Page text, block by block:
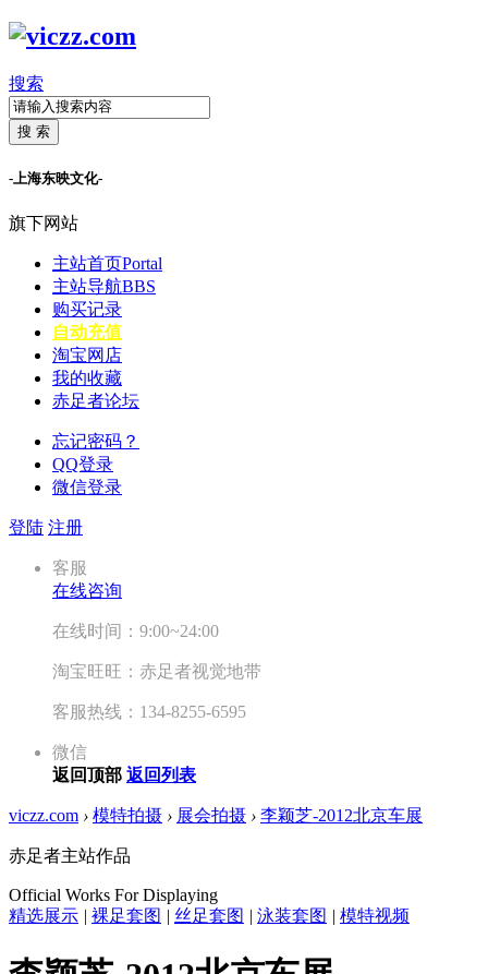
搜索
搜 索
-上海东映文化-
旗下网站
主站首页Portal
主站导航BBS
购买记录
自动充值
淘宝网店
我的收藏
赤足者论坛
忘记密码？
QQ登录
微信登录
登陆 注册
客服
在线咨询
在线时间：9:00~24:00
淘宝旺旺：赤足者视觉地带
客服热线：134-8255-6595
微信
返回顶部 返回列表
viczz.com › 模特拍摄 › 展会拍摄 › 李颖芝-2012北京车展
赤足者主站作品
Official Works For Displaying
精选展示 | 裸足套图 | 丝足套图 | 泳装套图 | 模特视频